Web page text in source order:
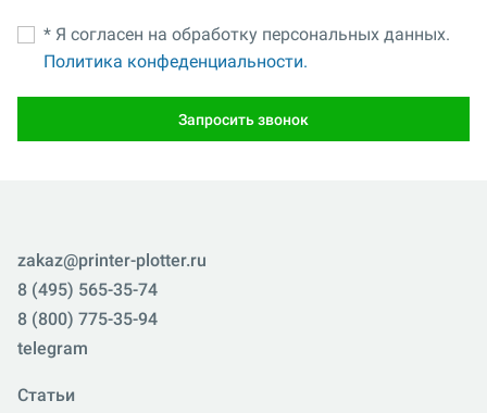
* Я согласен на обработку персональных данных.
Политика конфеденциальности.
Запросить звонок
zakaz@printer-plotter.ru
8 (495) 565-35-74
8 (800) 775-35-94
telegram
Статьи